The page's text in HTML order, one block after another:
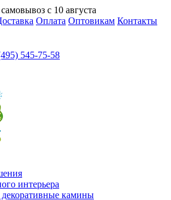
самовывоз с 10 августа
Оплата Оптовикам Контакты
545-75-58
интерьера
камины